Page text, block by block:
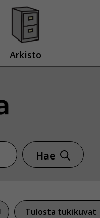
Arkisto
Hae
Tulosta tukikuvat